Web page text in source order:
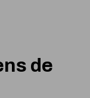
de